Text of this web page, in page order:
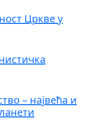
Цркве у
– највећа и